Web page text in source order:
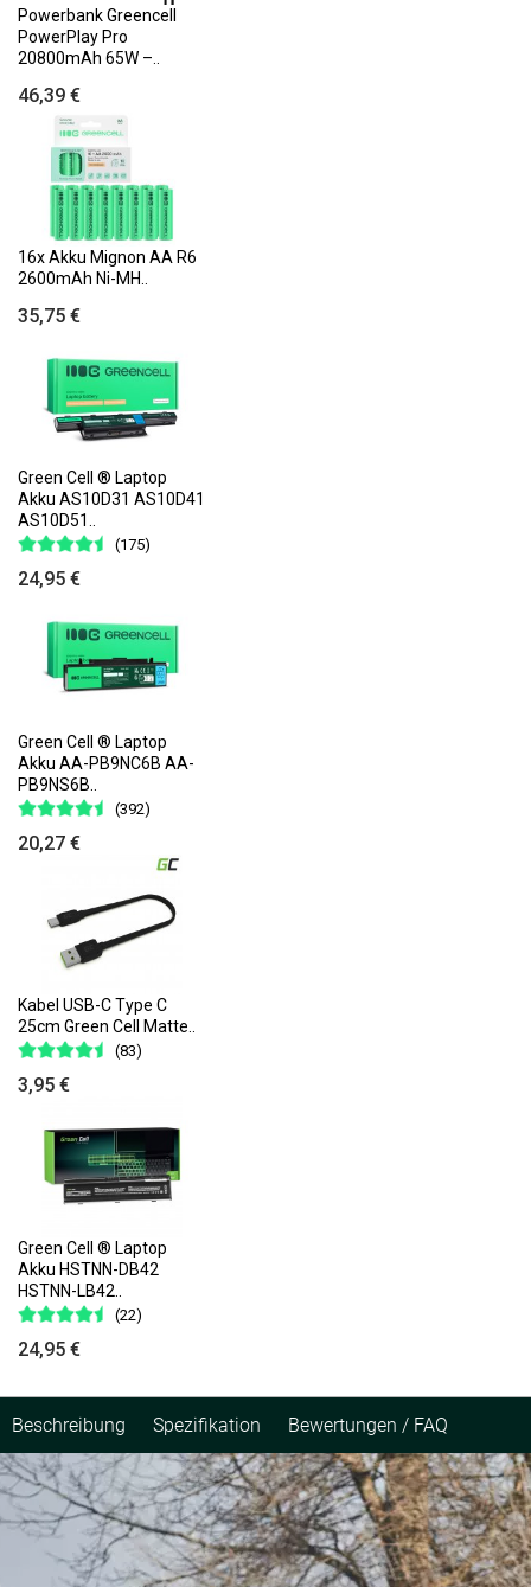
Powerbank Greencell
PowerPlay Pro
20800mAh 65W –..
46,39 €
16x Akku Mignon AA R6
2600mAh Ni-MH..
35,75 €
Green Cell ® Laptop
Akku AS10D31 AS10D41
AS10D51..
(175)
24,95 €
Green Cell ® Laptop
Akku AA-PB9NC6B AA-
PB9NS6B..
(392)
20,27 €
Kabel USB-C Type C
25cm Green Cell Matte..
(83)
3,95 €
Green Cell ® Laptop
Akku HSTNN-DB42
HSTNN-LB42..
(22)
24,95 €
Beschreibung Spezifikation Bewertungen / FAQ